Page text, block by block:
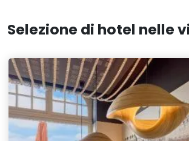
Selezione di hotel nelle